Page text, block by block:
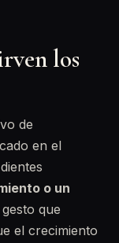
los
de
en el
o un
que
el crecimiento